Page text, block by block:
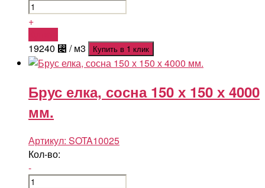
+
19240 ⃄ / м3 Купить в 1 клик
Брус елка, сосна 150 х 150 х 4000
мм.
Артикул: SOTA10025
Кол-во:
-